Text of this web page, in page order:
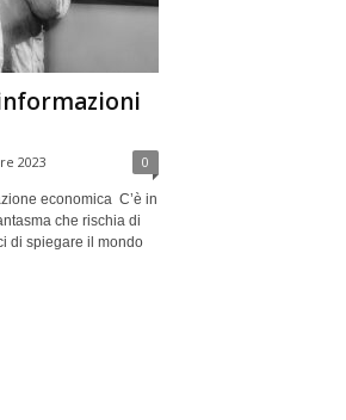
2023 0
economica C’è in
che rischia di
di spiegare il mondo